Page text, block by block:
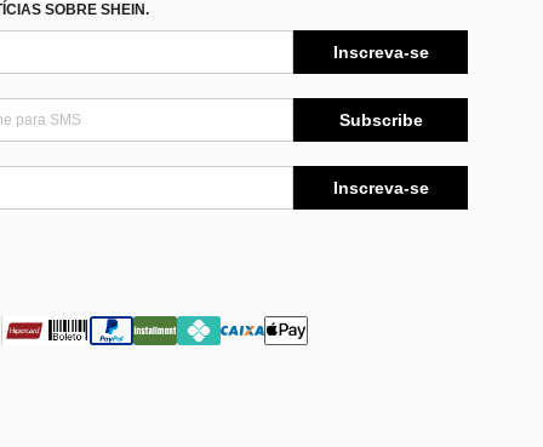
SOBRE SHEIN.
Inscreva-se
Subscribe
Inscreva-se